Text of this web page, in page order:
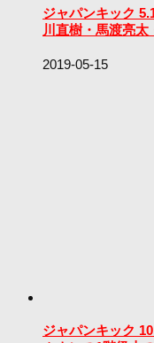
ジャパンキック
川直樹・馬渡亮
2019-05-15
ジャパンキック